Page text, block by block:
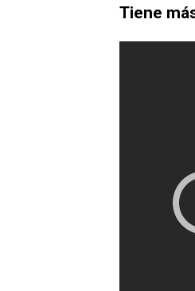
Tiene